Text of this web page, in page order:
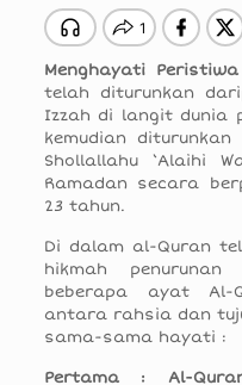
Menghayati
telah diturunkan
Izzah di langit dunia
kemudian
Shollallahu ‘Alaihi
Ramadan secara
23 tahun.
Di dalam al-Quran
hikmah
beberapa ayat Al-
antara rahsia dan
sama-sama hayati :
Pertama : Al-